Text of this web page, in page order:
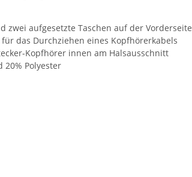
zwei aufgesetzte Taschen auf der Vorderseite
das Durchziehen eines Kopfhörerkabels
Kopfhörer innen am Halsausschnitt
20% Polyester